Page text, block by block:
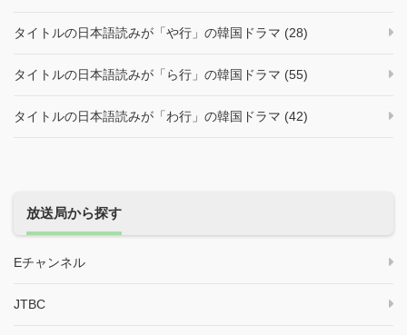
タイトルの日本語読みが「や行」の韓国ドラマ (28)
タイトルの日本語読みが「ら行」の韓国ドラマ (55)
タイトルの日本語読みが「わ行」の韓国ドラマ (42)
放送局から探す
Eチャンネル
JTBC